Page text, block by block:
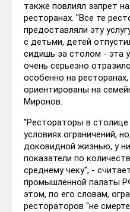
также повлиял запрет
ресторанах. "Все те
предоставляли эту
с детьми, детей
сидишь за столом - эта
очень серьезно
особенно на
ориентированы на
Миронов.
"Рестораторы в
условиях ограничений,
доковидной жизнью, у
показатели по
среднему чеку", -
промышленной палаты
этом, по его словам,
рестораторов "не